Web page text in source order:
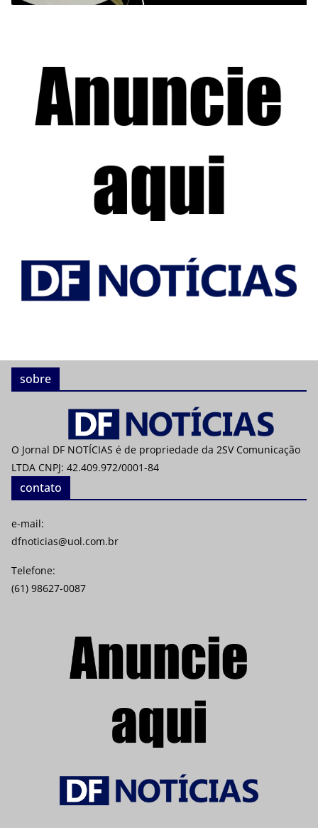
sobre
O Jornal DF NOTÍCIAS é de propriedade da 2SV Comunicação
LTDA CNPJ: 42.409.972/0001-84
contato
e-mail:
dfnoticias@uol.com.br
Telefone:
(61) 98627-0087